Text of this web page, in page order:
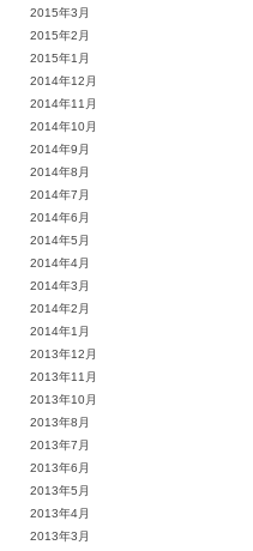
2015年3月
2015年2月
2015年1月
2014年12月
2014年11月
2014年10月
2014年9月
2014年8月
2014年7月
2014年6月
2014年5月
2014年4月
2014年3月
2014年2月
2014年1月
2013年12月
2013年11月
2013年10月
2013年8月
2013年7月
2013年6月
2013年5月
2013年4月
2013年3月